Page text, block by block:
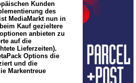
Kunden
des
MediaMarkt nun in
Kauf gezieltere
anbieten zu
auf die
Lieferzeiten).
Options die
und die
Markentreue